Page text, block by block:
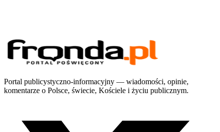
Portal publicystyczno-informacyjny — wiadomości, opinie,
komentarze o Polsce, świecie, Kościele i życiu publicznym.